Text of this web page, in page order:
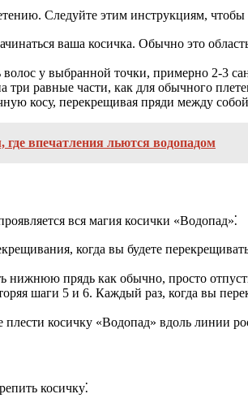
Следуйте этим инструкциям,
ваша косичка. Обычно это
у выбранной точки, примерно 2-3
три равные части, как для обычного
косу, перекрещивая пряди между
впечатления льются водопадом
вся магия косички «Водопад»⁚
когда вы будете
нижнюю прядь как обычно, просто
шаги 5 и 6. Каждый раз, когда вы
косичку «Водопад» вдоль линии
косичку⁚